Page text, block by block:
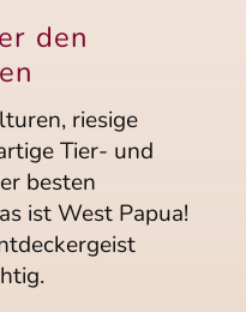
den
riesige
Tier- und
besten
ist West Papua!